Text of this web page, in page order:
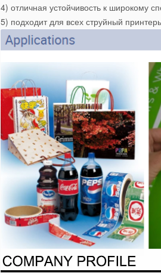
4) отличная устойчивость к широкому
5) подходит для всех струйный